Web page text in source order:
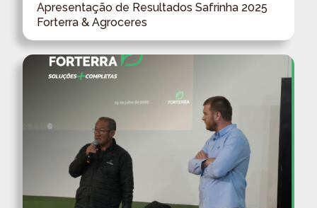
Apresentação de Resultados Safrinha 2025
Forterra & Agroceres